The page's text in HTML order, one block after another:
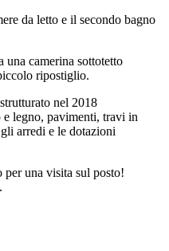
da letto e il secondo bagno
camerina sottotetto
ripostiglio.
nel 2018
legno, pavimenti, travi in
arredi e le dotazioni
una visita sul posto!